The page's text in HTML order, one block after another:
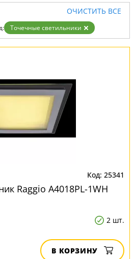
ОЧИСТИТЬ ВСЕ
Точечные светильники
25341
Raggio A4018PL-1WH
2 шт.
В КОРЗИНУ